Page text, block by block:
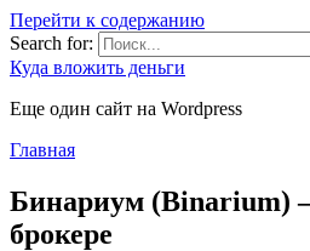
Перейти к содержанию
Search for:
Куда вложить деньги
Еще один сайт на Wordpress
Главная
Бинариум (Binarium)
брокере